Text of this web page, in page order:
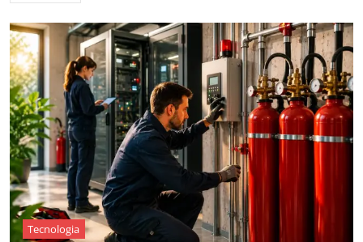
Tecnologia